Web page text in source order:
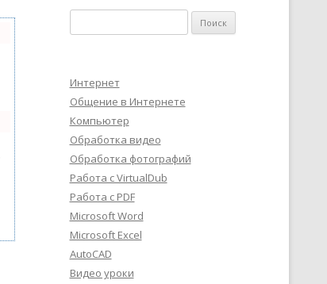
Интернет
Общение в Интернете
Компьютер
Обработка видео
Обработка фотографий
Работа с VirtualDub
Работа с PDF
Microsoft Word
Microsoft Excel
AutoCAD
Видео уроки